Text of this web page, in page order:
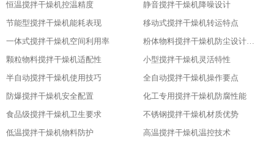
恒温搅拌干燥机控温精度
静音搅拌干燥机降噪设计
节能型搅拌干燥机能耗表现
移动式搅拌干燥机转运特点
一体式搅拌干燥机空间利用率
粉体物料搅拌干燥机防尘设计粉体物料搅拌干燥机防尘设计
颗粒物料搅拌干燥机适配性
小型搅拌干燥机灵活特性
半自动搅拌干燥机使用技巧
全自动搅拌干燥机操作要点
防爆搅拌干燥机安全配置
化工专用搅拌干燥机防腐性能
食品级搅拌干燥机卫生要求
不锈钢搅拌干燥机材质优势
低温搅拌干燥机物料防护
高温搅拌干燥机温控技术